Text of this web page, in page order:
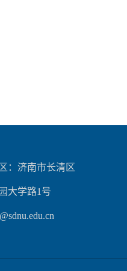
：济南市长清区
大学路1号